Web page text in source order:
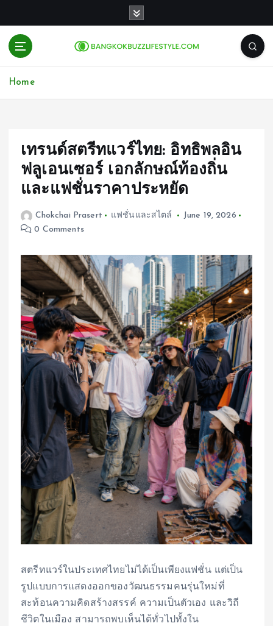
Home
เทรนด์สตรีทแวร์ไทย: อิทธิพลอิน
ฟลูเอนเซอร์ เอกลักษณ์ท้องถิ่น
และแฟชั่นราคาประหยัด
Chokchai Prasert แฟชั่นและสไตล์
June 19, 2026
0 Comments
สตรีทแวร์ในประเทศไทยไม่ได้เป็นเพียงแฟชั่น แต่เป็น
รูปแบบการแสดงออกของวัฒนธรรมคนรุ่นใหม่ที่
สะท้อนความคิดสร้างสรรค์ ความเป็นตัวเอง และวิถี
ชีวิตในเมือง สามารถพบเห็นได้ทั่วไปทั้งใน